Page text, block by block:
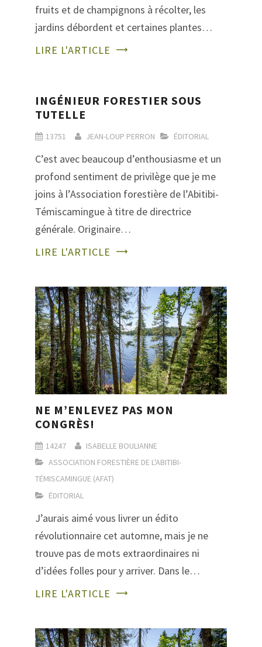
fruits et de champignons à récolter, les
jardins débordent et certaines plantes…
LIRE L'ARTICLE
INGÉNIEUR FORESTIER SOUS
TUTELLE
13751 JEAN-LOUP PERRON ÉDITORIAL
C’est avec beaucoup d’enthousiasme et un
profond sentiment de privilège que je me
joins à l’Association forestière de l’Abitibi-
Témiscamingue à titre de directrice
générale. Originaire…
LIRE L'ARTICLE
NE M’ENLEVEZ PAS MON
CONGRÈS!
14247
ISABELLE BOULIANNE
ASSOCIATION FORESTIÈRE DE L'ABITIBI-
TÉMISCAMINGUE (AFAT)
ÉDITORIAL
J’aurais aimé vous livrer un édito
révolutionnaire cet automne, mais je ne
trouve pas de mots extraordinaires ni
d’idées folles pour y arriver. Dans le…
LIRE L'ARTICLE